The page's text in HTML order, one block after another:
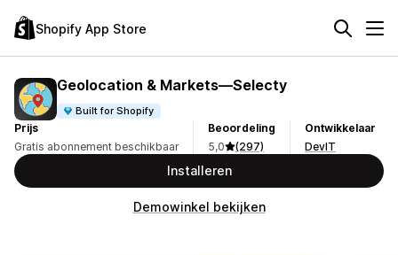
Shopify App Store
Geolocation & Markets—Selecty
Built for Shopify
Prijs
Gratis abonnement beschikbaar
Beoordeling
5,0
(297)
Ontwikkelaar
DevIT
Installeren
Demowinkel bekijken